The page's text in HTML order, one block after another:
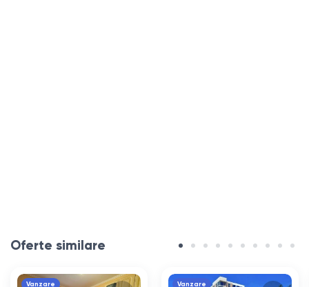
Oferte similare
Vanzare
Vanzare